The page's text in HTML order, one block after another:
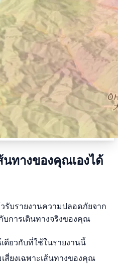
นทางของคุณเองได้
รับรายงานความปลอดภัยจาก
บการเดินทางจริงของคุณ
ดียวกับที่ใช้ในรายงานนี้
สี่ยงเฉพาะเส้นทางของคุณ